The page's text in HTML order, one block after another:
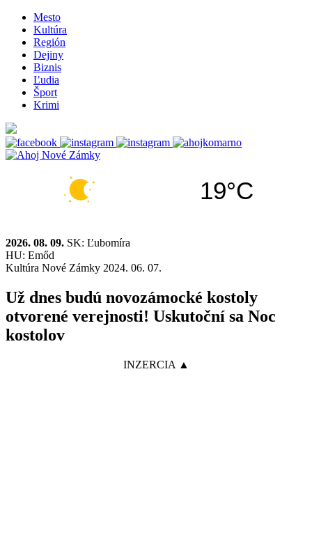
Mesto
Kultúra
Región
Dejiny
Biznis
Ľudia
Šport
Krimi
19°C
2026. 08. 09. SK: Ľubomíra
HU: Emőd
Kultúra Nové Zámky 2024. 06. 07.
Už dnes budú novozámocké kostoly
otvorené verejnosti! Uskutoční sa Noc
kostolov
INZERCIA ▲